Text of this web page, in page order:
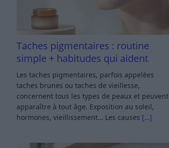
Taches pigmentaires : routine
simple + habitudes qui aident
Les taches pigmentaires, parfois appelées
taches brunes ou taches de vieillesse,
concernent tous les types de peaux et peuvent
apparaître à tout âge. Exposition au soleil,
hormones, vieillissement… Les causes […]